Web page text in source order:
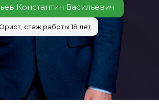
Константин Васильевич
стаж работы 18 лет